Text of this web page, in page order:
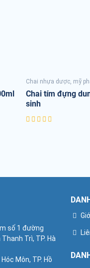
Chai nhựa dược, mỹ
Chai tím đựng
sinh
số 1 đường
Trì, TP. Hà
Môn, TP. Hồ